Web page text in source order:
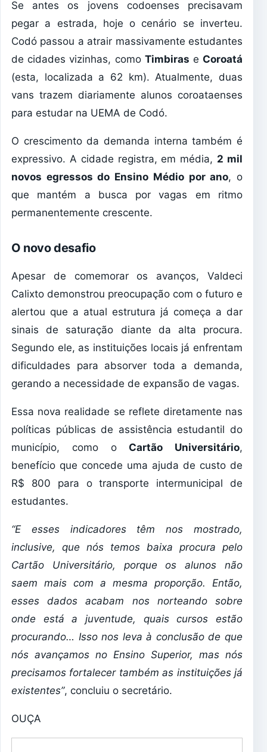
Se antes os jovens codoenses precisavam
pegar a estrada, hoje o cenário se inverteu.
Codó passou a atrair massivamente estudantes
de cidades vizinhas, como Timbiras e Coroatá
(esta, localizada a 62 km). Atualmente, duas
vans trazem diariamente alunos coroataenses
para estudar na UEMA de Codó.
O crescimento da demanda interna também é
expressivo. A cidade registra, em média, 2 mil
novos egressos do Ensino Médio por ano, o
que mantém a busca por vagas em ritmo
permanentemente crescente.
O novo desafio
Apesar de comemorar os avanços, Valdeci
Calixto demonstrou preocupação com o futuro e
alertou que a atual estrutura já começa a dar
sinais de saturação diante da alta procura.
Segundo ele, as instituições locais já enfrentam
dificuldades para absorver toda a demanda,
gerando a necessidade de expansão de vagas.
Essa nova realidade se reflete diretamente nas
políticas públicas de assistência estudantil do
município, como o Cartão Universitário,
benefício que concede uma ajuda de custo de
R$ 800 para o transporte intermunicipal de
estudantes.
“E esses indicadores têm nos mostrado,
inclusive, que nós temos baixa procura pelo
Cartão Universitário, porque os alunos não
saem mais com a mesma proporção. Então,
esses dados acabam nos norteando sobre
onde está a juventude, quais cursos estão
procurando… Isso nos leva à conclusão de que
nós avançamos no Ensino Superior, mas nós
precisamos fortalecer também as instituições já
existentes”, concluiu o secretário.
OUÇA